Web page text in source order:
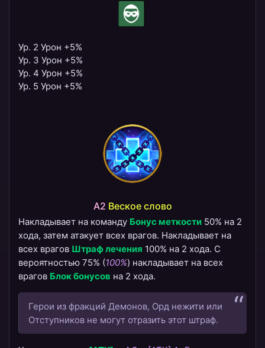
Ур. 2 Урон +5%
Ур. 3 Урон +5%
Ур. 4 Урон +5%
Ур. 5 Урон +5%
A2 ​Веское слово
Накладывает на команду Бонус меткости 50% на 2
хода, затем атакует всех врагов. Накладывает на
всех врагов Штраф лечения 100% на 2 хода. С
вероятностью 75% (100%) накладывает на всех
врагов Блок бонусов на 2 хода.
Герои из фракций Демонов, Орд нежити или
Отступников не могут отразить этот штраф.